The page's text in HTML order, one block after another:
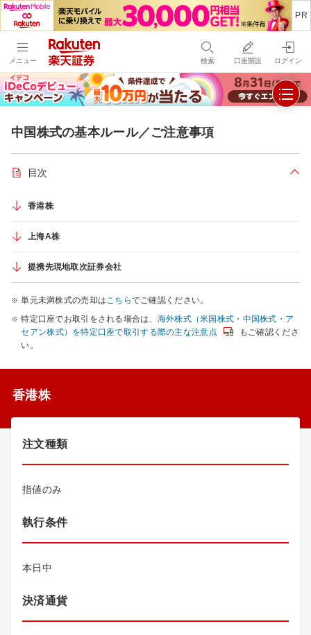
メニュー 検索 口座開設 ログイン
中国株式の基本ルール／ご注意事項
目次
香港株
上海A株
提携先現地取次証券会社
単元未満株式の売却は こちらでご確認ください。
特定口座でお取引をされる場合は、 海外株式（米国株式・中国株式・ア
セアン株式）を特定口座で取引する際の主な注意点
もご確認くださ
い。
香港株
注文種類
指値のみ
執行条件
本日中
決済通貨